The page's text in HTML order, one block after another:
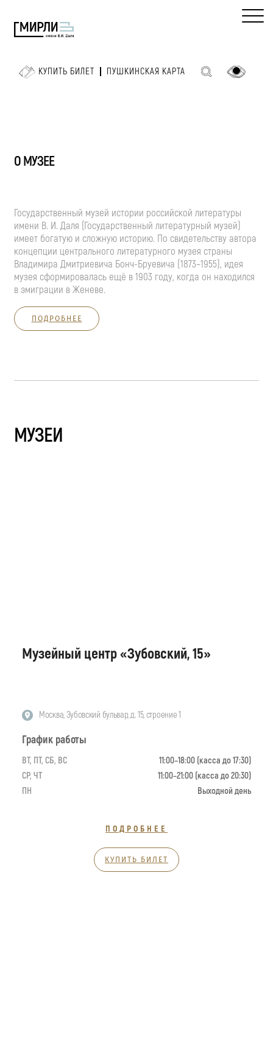
КУПИТЬ БИЛЕТ ПУШКИНСКАЯ КАРТА
О МУЗЕЕ
Государственный музей истории российской литературы
имени В. И. Даля (Государственный литературный музей)
имеет богатую и сложную историю. По свидетельству автора
концепции центрального литературного музея страны
Владимира Дмитриевича Бонч-Бруевича (1873–1955), идея
музея сформировалась ещё в 1903 году, когда он находился
в эмиграции в Женеве.
ПОДРОБНЕЕ
МУЗЕИ
Музейный центр «Зубовский, 15»
Москва, Зубовский бульвар, д. 15, строение 1
График работы
ВТ, ПТ, СБ, ВС
11:00–18:00 (касса до 17:30)
СР, ЧТ
11:00–21:00 (касса до 20:30)
ПН
Выходной день
ПОДРОБНЕЕ
КУПИТЬ БИЛЕТ